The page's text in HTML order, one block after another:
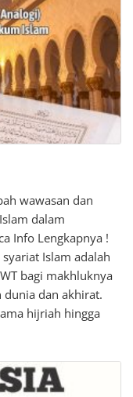
wawasan dan
dalam
Info Lengkapnya !
syariat Islam adalah
bagi makhluknya
dan akhirat.
hijriah hingga